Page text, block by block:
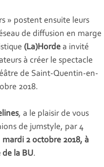
» postent ensuite leurs
de diffusion en marge
(La)Horde a invité
à créer le spectacle
de Saint-Quentin-en-
2018.
, a le plaisir de vous
de jumstyle, par 4
mardi 2 octobre 2018, à
de la BU.